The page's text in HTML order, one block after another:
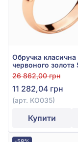
Обручка класична
червоного золота
арт. КО035
26 862,00 грн
11 282,04 грн
(арт. КО035)
Купити